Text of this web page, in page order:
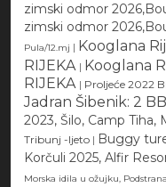
zimski odmor
zimski odmor
Pula/12.mj | Kooglana
RIJEKA | Kooglana
RIJEKA | Proljeće 2022
Jadran Šibenik: 2
2023, Šilo, Camp Tiha,
Tribunj -ljeto | Buggy
Korčuli 2025, Alfir
Morska idila u ožujku,